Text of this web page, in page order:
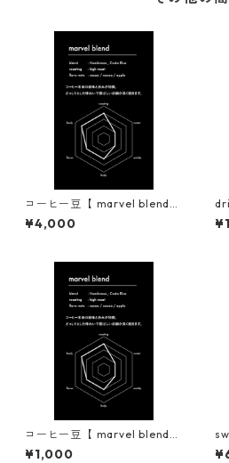
コーヒー豆【 marvel blend
】
¥4,000
コーヒー豆【 marvel blend
】
¥1,000